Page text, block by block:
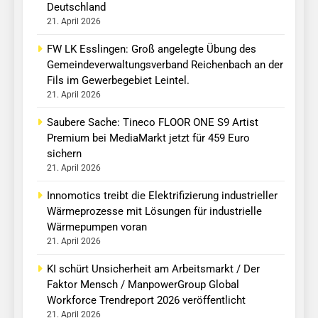
Deutschland
21. April 2026
FW LK Esslingen: Groß angelegte Übung des
Gemeindeverwaltungsverband Reichenbach an der
Fils im Gewerbegebiet Leintel.
21. April 2026
Saubere Sache: Tineco FLOOR ONE S9 Artist
Premium bei MediaMarkt jetzt für 459 Euro
sichern
21. April 2026
Innomotics treibt die Elektrifizierung industrieller
Wärmeprozesse mit Lösungen für industrielle
Wärmepumpen voran
21. April 2026
KI schürt Unsicherheit am Arbeitsmarkt / Der
Faktor Mensch / ManpowerGroup Global
Workforce Trendreport 2026 veröffentlicht
21. April 2026